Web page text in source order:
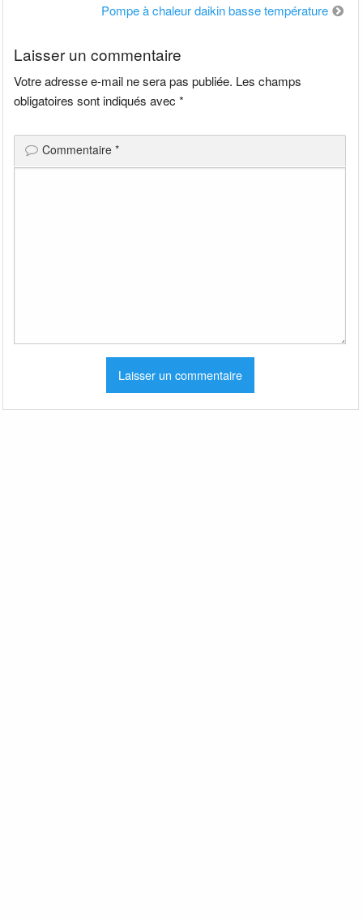
Pompe à chaleur daikin basse température
Laisser un commentaire
Votre adresse e-mail ne sera pas publiée. Les champs
obligatoires sont indiqués avec*
Commentaire*